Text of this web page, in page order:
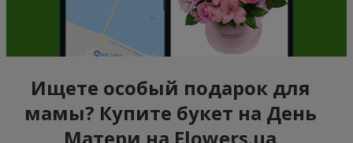
Ищете особый подарок для
мамы? Купите букет на День